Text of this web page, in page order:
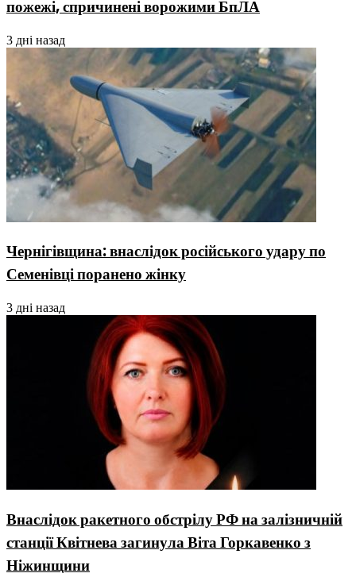
пожежі, спричинені ворожими БпЛА
3 дні назад
Чернігівщина: внаслідок російського удару по
Семенівці поранено жінку
3 дні назад
Внаслідок ракетного обстрілу РФ на залізничній
станції Квітнева загинула Віта Горкавенко з
Ніжинщини